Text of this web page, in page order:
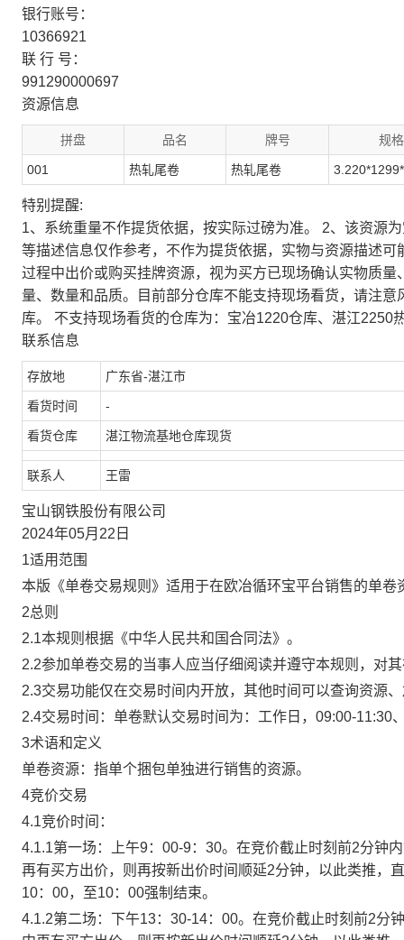
银行账号：
10366921
联 行 号：
991290000697
资源信息
拼盘 品名 牌号 规格
001 热轧尾卷 热轧尾卷
特别提醒:
1、系统重量不作提货依据，按实际过磅为准。 2、该资源
等描述信息仅作参考，不作为提货依据，实物与资源描述
过程中出价或购买挂牌资源，视为买方已现场确认实物质
量、数量和品质。目前部分仓库不能支持现场看货，请注
库。 不支持现场看货的仓库为：宝冶1220仓库、湛江2250
联系信息
存放地 广东省-湛江市
看货时间 -
看货仓库 湛江物流基地仓库现货
联系人 王雷
宝山钢铁股份有限公司
2024年05月22日
1适用范围
本版《单卷交易规则》适用于在欧冶循环宝平台销售的单卷
2总则
2.1本规则根据《中华人民共和国合同法》。
2.2参加单卷交易的当事人应当仔细阅读并遵守本规则，对
2.3交易功能仅在交易时间内开放，其他时间可以查询资源
2.4交易时间：单卷默认交易时间为：工作日，09:00-11:30
3术语和定义
单卷资源：指单个捆包单独进行销售的资源。
4竞价交易
4.1竞价时间：
4.1.1第一场：上午9：00-9：30。在竞价截止时刻前2分钟
再有买方出价，则再按新出价时间顺延2分钟，以此类推，
10：00，至10：00强制结束。
4.1.2第二场：下午13：30-14：00。在竞价截止时刻前2分